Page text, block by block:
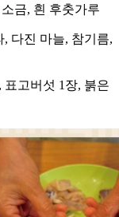
금, 흰 후춧가루
다진 마늘, 참기름,
표고버섯 1장, 붉은